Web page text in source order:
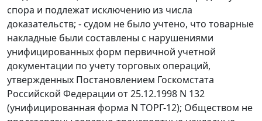
спора и подлежат исключению из числа
доказательств; - судом не было учтено, что товарные
накладные были составлены с нарушениями
унифицированных форм первичной учетной
документации по учету торговых операций,
утвержденных Постановлением Госкомстата
Российской Федерации от 25.12.1998 N 132
(унифицированная форма N ТОРГ-12); Обществом не